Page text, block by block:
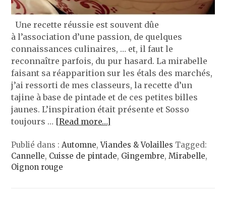
Une recette réussie est souvent dûe
à l’association d’une passion, de quelques
connaissances culinaires, … et, il faut le
reconnaître parfois, du pur hasard. La mirabelle
faisant sa réapparition sur les étals des marchés,
j’ai ressorti de mes classeurs, la recette d’un
tajine à base de pintade et de ces petites billes
jaunes. L’inspiration était présente et Sosso
toujours … [Read more…]
Publié dans :Automne,Viandes & Volailles Tagged:
Cannelle, Cuisse de pintade, Gingembre,Mirabelle,
Oignon rouge